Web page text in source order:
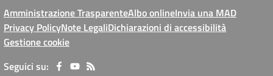
Amministrazione TrasparenteAlbo onlineInvia una MAD
Privacy PolicyNote LegaliDichiarazioni di accessibilità
Gestione cookie
Seguici su: